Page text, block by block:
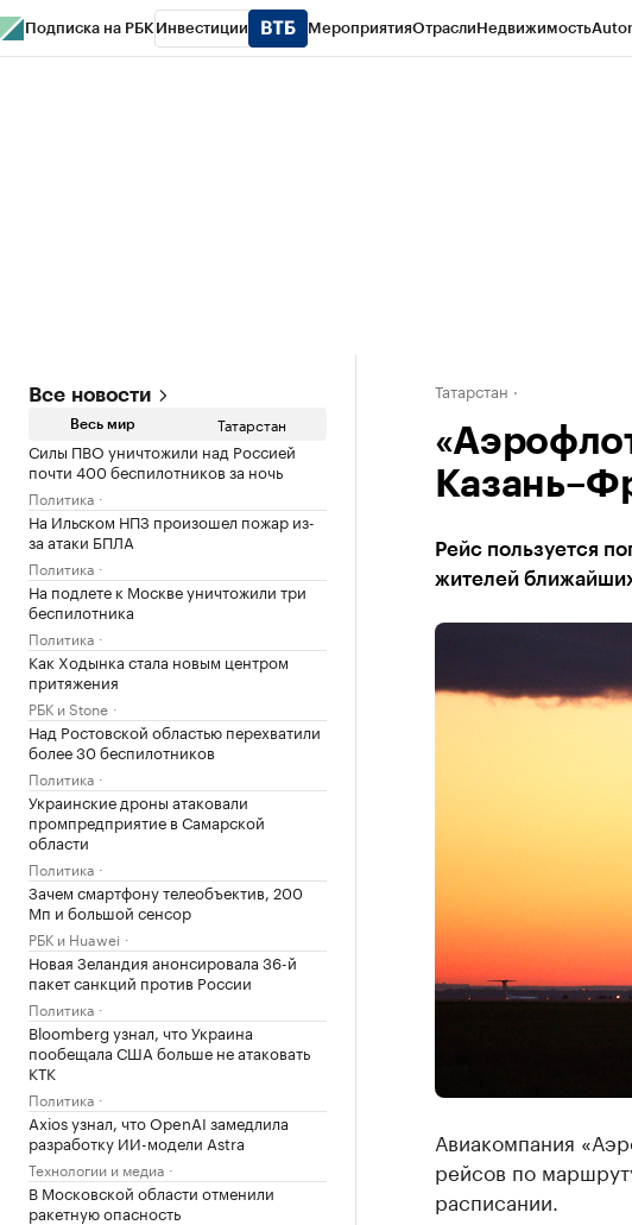
Подписка на РБК Инвестиции МероприятияОтраслиНедвижимость
Все новости
Весь мир Татарстан
Силы ПВО уничтожили над Россией
почти 400 беспилотников за ночь
Политика
На Ильском НПЗ произошел пожар из-
за атаки БПЛА
Политика
На подлете к Москве уничтожили три
беспилотника
Политика
Как Ходынка стала новым центром
притяжения
РБК и Stone
Над Ростовской областью перехватили
более 30 беспилотников
Политика
Украинские дроны атаковали
промпредприятие в Самарской
области
Политика
Зачем смартфону телеобъектив, 200
Мп и большой сенсор
РБК и Huawei
Новая Зеландия анонсировала 36-й
пакет санкций против России
Политика
Bloomberg узнал, что Украина
пообещала США больше не атаковать
КТК
Политика
Axios узнал, что OpenAI замедлила
разработку ИИ-модели Astra
Технологии и медиа
В Московской области отменили
ракетную опасность
Татарстан
Рейс пользуется
жителей
Авиакомпания
рейсов по
расписании.